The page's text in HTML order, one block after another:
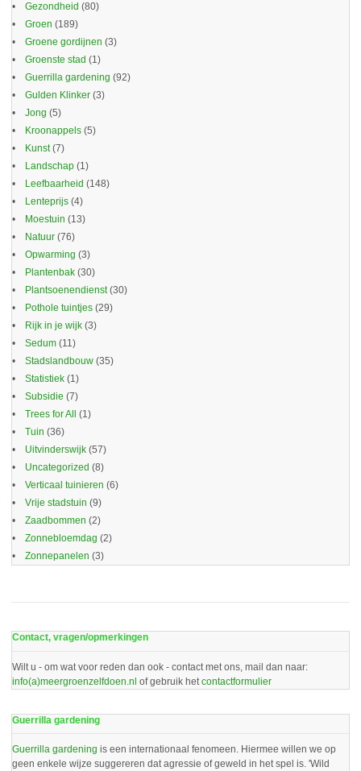
Gezondheid (80)
Groen (189)
Groene gordijnen (3)
Groenste stad (1)
Guerrilla gardening (92)
Gulden Klinker (3)
Jong (5)
Kroonappels (5)
Kunst(7)
Landschap (1)
Leefbaarheid (148)
Lenteprijs (4)
Moestuin (13)
Natuur (76)
Opwarming (3)
Plantenbak (30)
Plantsoenendienst(30)
Pothole tuintjes (29)
Rijk in je wijk (3)
Sedum (11)
Stadslandbouw (35)
Statistiek (1)
Subsidie (7)
Trees for All
(1)
Tuin (36)
Uitvinderswijk (57)
Uncategorized (8)
Verticaal tuinieren (6)
Vrije stadstuin (9)
Zaadbommen (2)
Zonnebloemdag (2)
Zonnepanelen (3)
Contact, vragen/opmerkingen
Wilt u - om wat voor reden dan ook - contact met ons, mail dan naar:
info(a)meergroenzelfdoen.nl of gebruik het contactformulier
Guerrilla gardening
Guerrilla gardening is een internationaal fenomeen. Hiermee willen we op
geen enkele wijze suggereren dat agressie of geweld in het spel is. 'Wild